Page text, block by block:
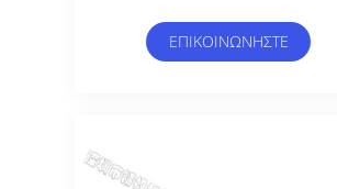
Αργιλίου 28mm Για Το Ράφι/
Την Αποθήκη Εμπορευμάτων
ΕΠΙΚΟΙΝΩΝΉΣΤΕ